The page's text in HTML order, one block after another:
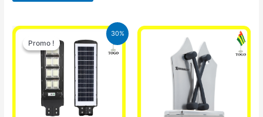
30%
Promo !
Promo !
Le
prix
initial
était :
50.000 CFA.
Le
prix
actuel
est :
35.000 CFA.